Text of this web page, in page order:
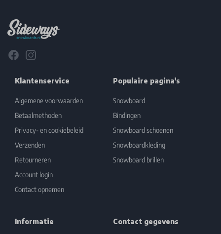
FacebookInstagram
Klantenservice
Algemene voorwaarden
Betaalmethoden
Privacy- en cookiebeleid
Verzenden
Retourneren
Account login
Contact opnemen
Populaire pagina's
Snowboard
Bindingen
Snowboard schoenen
Snowboardkleding
Snowboard brillen
Informatie Contact gegevens